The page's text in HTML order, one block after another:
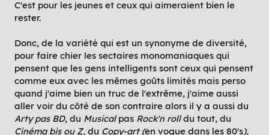
C'est pour les jeunes et ceux qui aimeraient bien le
rester.
Donc, de la variété qui est un synonyme de diversité,
pour faire chier les sectaires monomaniaques qui
pensent que les gens intelligents sont ceux qui pensent
comme eux avec les mêmes goûts limités mais perso
quand j'aime bien un truc de l'extrême, j'aime aussi
aller voir du côté de son contraire alors il y a aussi du
Arty pas BD, du Musicalpas Rock'n rolldu tout, du
Cinéma bis ou Z, du Copy-art (en vogue dans les 80's),